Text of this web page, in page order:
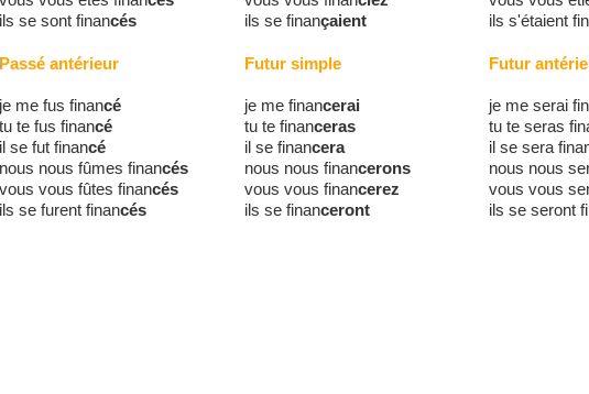
ils se sont financés
ils se finançaient
ils s'étaient
Passé antérieur
je me fus financé
tu te fus financé
il se fut financé
nous nous fûmes financés
vous vous fûtes financés
ils se furent financés
Futur simple
je me financerai
tu te financeras
il se financera
nous nous financerons
vous vous financerez
ils se financeront
Futur
je me serai
tu te seras
il se sera
nous nous
vous vous
ils se seront